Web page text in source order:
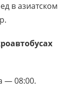
в азиатском
— 08:00.